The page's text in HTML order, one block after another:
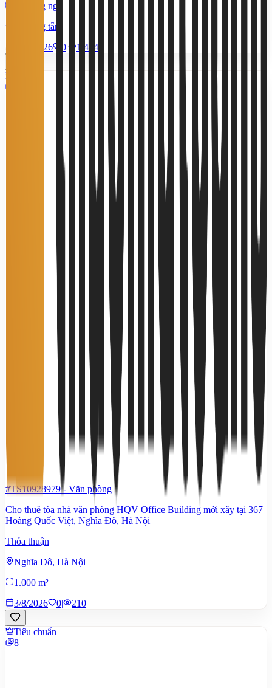
1 phòng ngủ
1 phòng tắm
27/6/2026
0| 1.454
Miễn phí
#TS10928979- Văn phòng
Cho thuê tòa nhà văn phòng HQV Office Building mới xây tại 367
Hoàng Quốc Việt, Nghĩa Đô, Hà Nội
Thỏa thuận
Nghĩa Đô, Hà Nội
1.000 m²
3/8/2026
0| 210
Tiêu chuẩn
8